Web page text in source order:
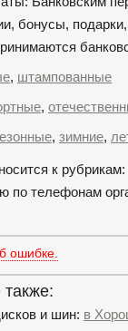
бонусы,
, штампованные
,
, зимние,
к
по телефонам
ошибке.
и шин: в